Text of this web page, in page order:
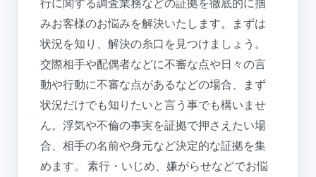
みお客様のお悩みを解決いたします。まずは
状況を知り、解決の糸口を見つけましょう。
交際相手や配偶者などに不審な点や日々の言
動や行動に不審な点があるなどの場合、まず
状況だけでも知りたいと言う事でも構いませ
ん。浮気や不倫の事実を証拠で押さえたい場
合、相手の名前や身元など決定的な証拠を集
めます。 素行・いじめ、嫌がらせなどでお悩